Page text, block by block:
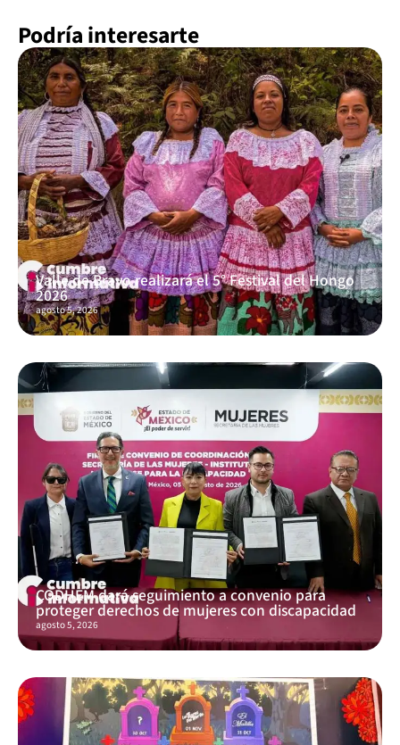
Podría interesarte
Valle de Bravo realizará el 5° Festival del Hongo
2026
agosto 5, 2026
CODHEM dará seguimiento a convenio para
proteger derechos de mujeres con discapacidad
agosto 5, 2026